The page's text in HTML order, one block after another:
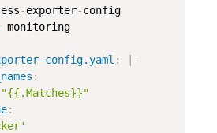
-exporter-config
config.yaml : | -
:
"{{.Matches}}"
: